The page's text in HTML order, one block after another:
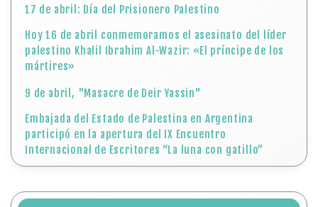
17 de abril: Día del Prisionero Palestino
Hoy 16 de abril conmemoramos el asesinato del líder
palestino Khalil Ibrahim Al-Wazir: «El príncipe de los
mártires»
9 de abril, "Masacre de Deir Yassin"
Embajada del Estado de Palestina en Argentina
participó en la apertura del IX Encuentro
Internacional de Escritores “La luna con gatillo”